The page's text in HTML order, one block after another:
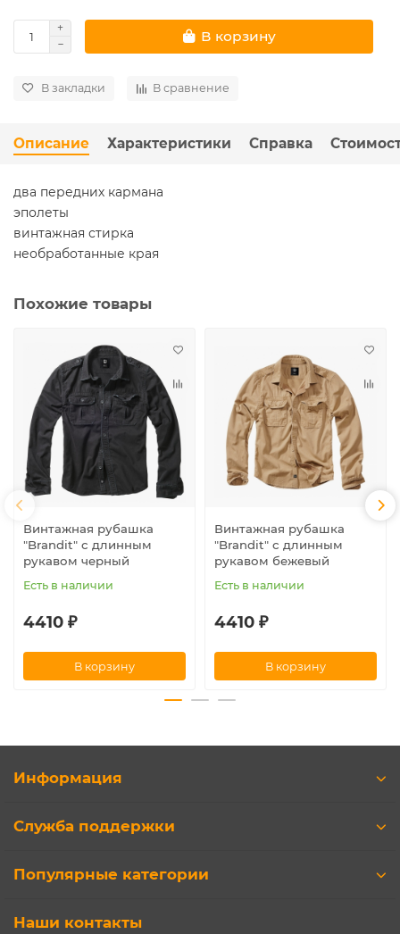
В корзину
В закладки В сравнение
Описание Характеристики Справка
два передних кармана
эполеты
винтажная стирка
необработанные края
Похожие товары
Винтажная рубашка
"Brandit" с длинным
рукавом черный
Есть в наличии
4410 ₽
В корзину
Винтажная рубашка
"Brandit" с длинным
рукавом бежевый
Есть в наличии
4410 ₽
В корзину
Информация
Служба поддержки
Популярные категории
Наши контакты